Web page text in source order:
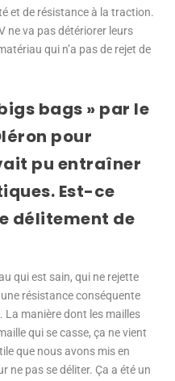
et de résistance à la traction.
ne va pas détériorer leurs
qui n’a pas de rejet de
bags » par le
pour
pu entraîner
Est-ce
délitement de
qui est sain, qui ne rejette
résistance conséquente
manière dont les mailles
qui se casse, ça ne vient
que nous avons mis en
ne pas se déliter. Ça a été un